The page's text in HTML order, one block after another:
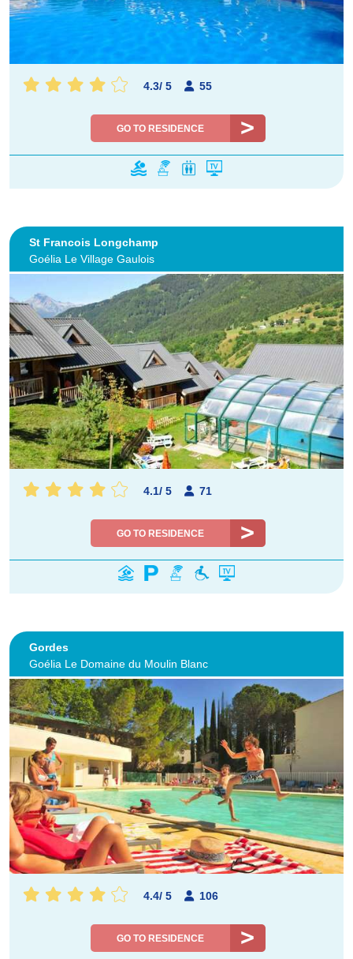
4.3/ 5 55
GO TO RESIDENCE
St Francois Longchamp
Goélia Le Village Gaulois
4.1/ 5 71
GO TO RESIDENCE
Gordes
Goélia Le Domaine du Moulin Blanc
4.4/ 5 106
GO TO RESIDENCE